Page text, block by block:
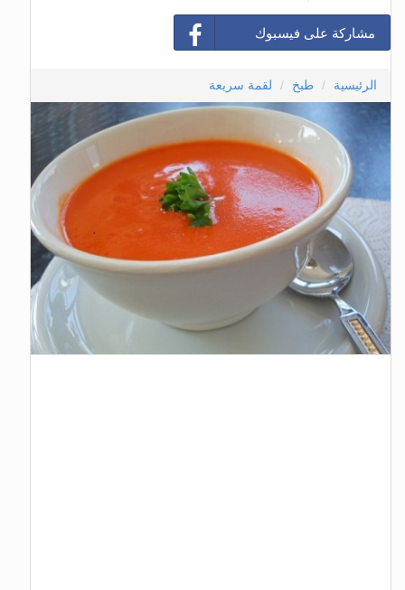
مشاركة على فيسبوك
الرئيسية طبخ لقمة سريعة